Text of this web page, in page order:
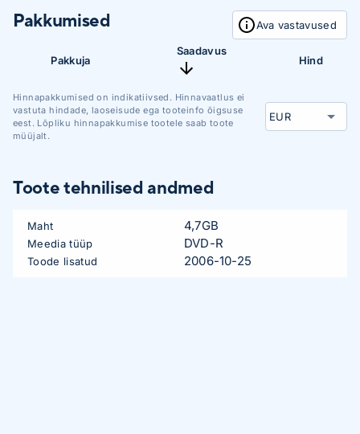
Pakkumised Ava vastavused
Pakkuja
Saadavus
Hind
Hinnapakkumised on indikatiivsed. Hinnavaatlus ei
vastuta hindade, laoseisude ega tooteinfo õigsuse
eest. Lõpliku hinnapakkumise tootele saab toote
müüjalt.
Toote tehnilised andmed
Maht 4,7GB
Meedia tüüp DVD-R
Toode lisatud 2006-10-25